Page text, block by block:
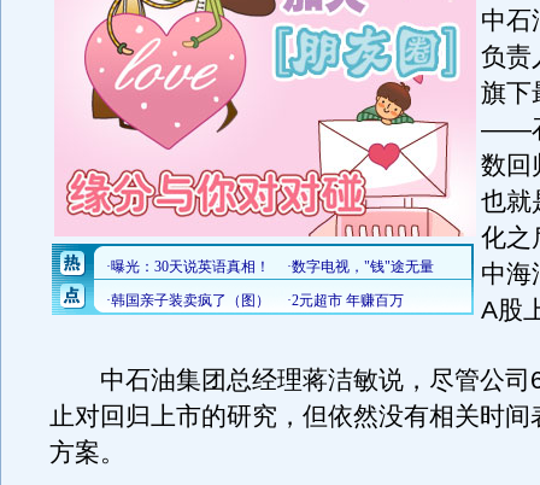
中石
负责
旗下
——
数回
也就
化之
中海
A股
中石油集团总经理蒋洁敏说，尽管公司
止对回归上市的研究，但依然没有相关时间
方案。